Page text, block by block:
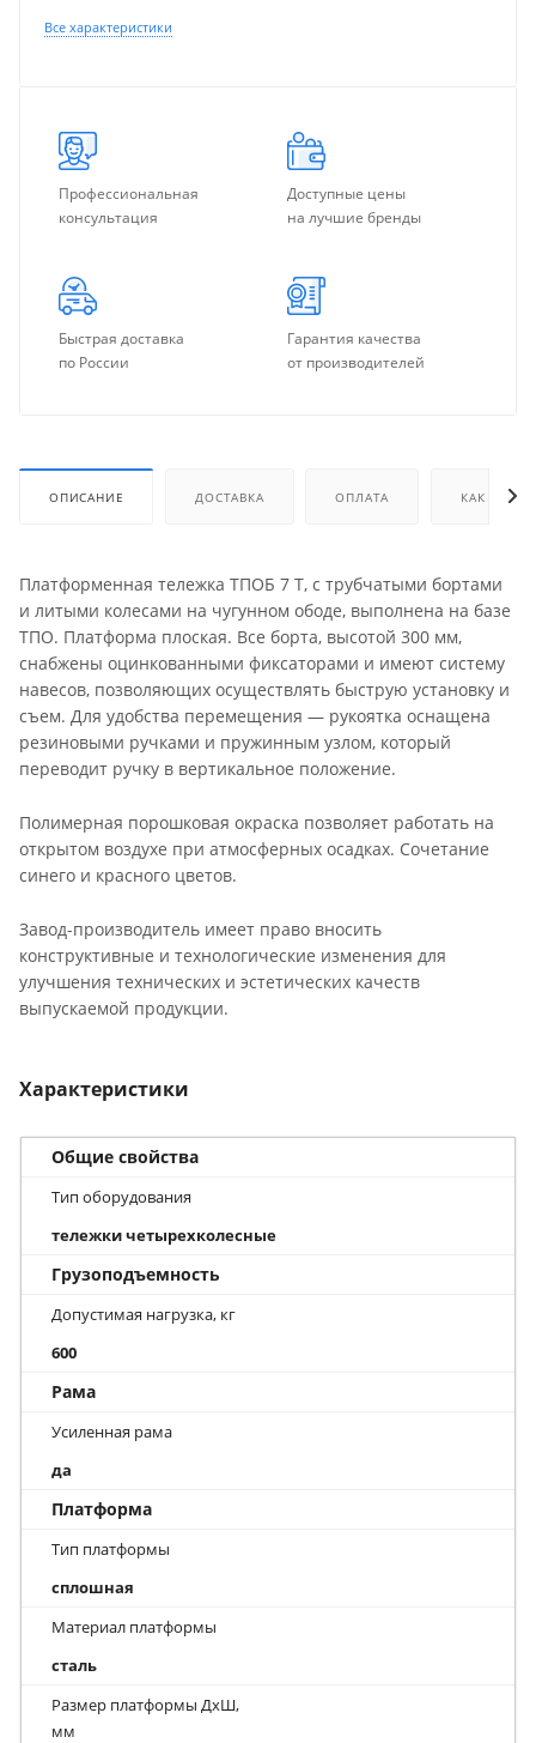
Все характеристики
Профессиональная
консультация
Доступные цены
на лучшие бренды
Быстрая доставка
по России
Гарантия качества
от производителей
ОПИСАНИЕ ДОСТАВКА ОПЛАТА КАК
Платформенная тележка ТПОБ 7 Т, с трубчатыми бортами
и литыми колесами на чугунном ободе, выполнена на базе
ТПО. Платформа плоская. Все борта, высотой 300 мм,
снабжены оцинкованными фиксаторами и имеют систему
навесов, позволяющих осуществлять быструю установку и
съем. Для удобства перемещения — рукоятка оснащена
резиновыми ручками и пружинным узлом, который
переводит ручку в вертикальное положение.
Полимерная порошковая окраска позволяет работать на
открытом воздухе при атмосферных осадках. Сочетание
синего и красного цветов.
Завод-производитель имеет право вносить
конструктивные и технологические изменения для
улучшения технических и эстетических качеств
выпускаемой продукции.
Характеристики
Общие свойства
Тип оборудования
тележки четырехколесные
Грузоподъемность
Допустимая нагрузка, кг
600
Рама
Усиленная рама
да
Платформа
Тип платформы
сплошная
Материал платформы
сталь
Размер платформы ДхШ,
мм